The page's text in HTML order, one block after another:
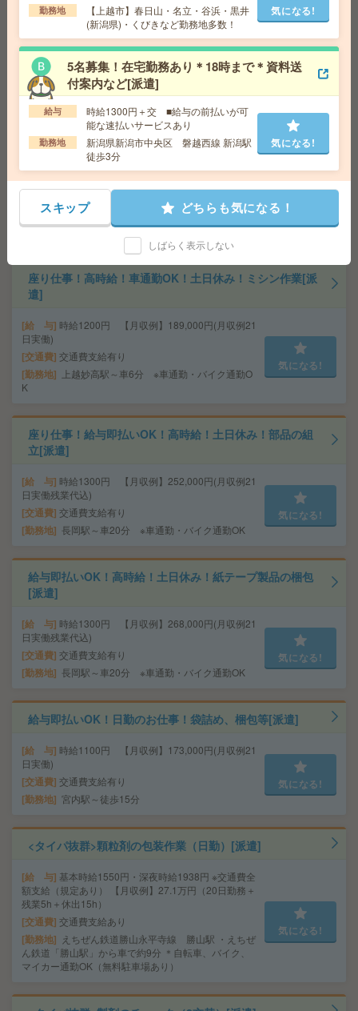
17時15分まで＊証明書発行など＊4名の大募集[派遣]
給 与 時給1400円～1450円＋交 【月収例】232,7
50円～ ■給与の前払いが可能な速払いサービスあり
交通費 交通費支給あり
勤務地 長野県長野市 篠ノ井線 長野駅徒歩15分
＼CoCoLo新潟／シフトor平日のみ選べる！販促ポスタ
ー・POP制作[派遣]
交通費 交通費全額支給（当社規定あり）
勤務地 信越本線 新潟駅より徒歩1分
気になる!
座り仕事！高時給！車通勤OK！土日休み！ミシン作業[派
遣]
給 与 時給1200円 【月収例】189,000円(月収例21
日実働)
交通費 交通費支給有り
勤務地
上越妙高駅～車6分 ※車通勤・バイク通勤O
K
気になる!
座り仕事！給与即払いOK！高時給！土日休み！部品の組
立[派遣]
給 与 時給1300円 【月収例】252,000円(月収例21
日実働残業代込)
交通費 交通費支給有り
勤務地 長岡駅～車20分 ※車通勤・バイク通勤OK
気になる!
給与即払いOK！高時給！土日休み！紙テープ製品の梱包
[派遣]
給 与 時給1300円 【月収例】268,000円(月収例21
日実働残業代込)
交通費 交通費支給有り
勤務地 長岡駅～車20分 ※車通勤・バイク通勤OK
気になる!
給与即払いOK！日勤のお仕事！袋詰め、梱包等[派遣]
給 与 時給1100円 【月収例】173,000円(月収例21
日実働)
交通費 交通費支給有り
勤務地 宮内駅～徒歩15分
気になる!
<タイパ抜群>顆粒剤の包装作業（日勤）[派遣]
給 与 基本時給1550円・深夜時給1938円 ※交通費全
額支給（規定あり） 【月収例】27.1万円（20日勤務＋
残業5h＋休出15h）
交通費 交通費支給あり
勤務地
えちぜん鉄道勝山永平寺線 勝山駅 ・えちぜ
ん鉄道「勝山駅」から車で約9分 ＊自転車、バイク、
マイカー通勤OK（無料駐車場あり）
気になる!
勤務地
【上越市】春日山・名立・谷浜・黒井
(新潟県)・くびきなど勤務地多数！
気になる!
5名募集！在宅勤務あり＊18時まで＊資料送
付案内など[派遣]
給与
時給1300円＋交 ■給与の前払いが可
能な速払いサービスあり
勤務地
新潟県新潟市中央区 磐越西線 新潟駅
徒歩3分
気になる!
スキップ どちらも気になる！
しばらく表示しない